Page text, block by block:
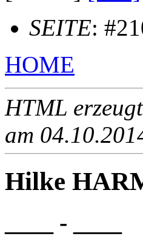
SEITE:
HOME
HTML
am
Hilke
____ - ____